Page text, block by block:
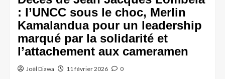
: l’UNCC sous le choc, Merlin
Kamalandua pour un leadership
marqué par la solidarité et
l’attachement aux cameramen
Joël Diawa 11 février 2026 0